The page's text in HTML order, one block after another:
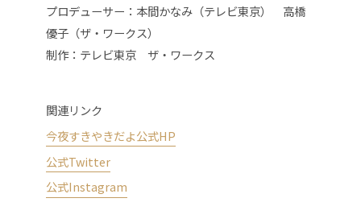
プロデューサー：本間かなみ（テレビ東京） 高橋
優子（ザ・ワークス）
制作：テレビ東京 ザ・ワークス
関連リンク
今夜すきやきだよ公式HP
公式Twitter
公式Instagram